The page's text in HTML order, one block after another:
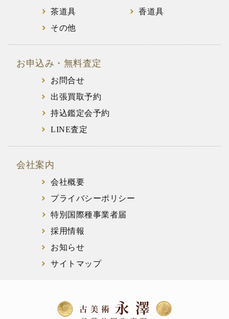
茶道具
香道具
その他
お申込み・無料査定
お問合せ
出張買取予約
持込鑑定会予約
LINE査定
会社案内
会社概要
プライバシーポリシー
特別国際種事業者届
採用情報
お知らせ
サイトマップ